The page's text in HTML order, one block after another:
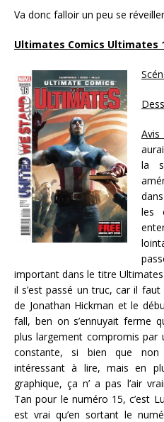
Va donc falloir un peu se
Ultimates Comics Ultimates
Avis
la
les
important dans le titre
il s’est passé un truc, car il
de Jonathan Hickman et le
fall, ben on s’ennuyait ferme
plus largement compromis par
constante, si bien que non
intéressant à lire, mais en
graphique, ça n’ a pas l’air
Tan pour le numéro 15, c’est
est vrai qu’en sortant le